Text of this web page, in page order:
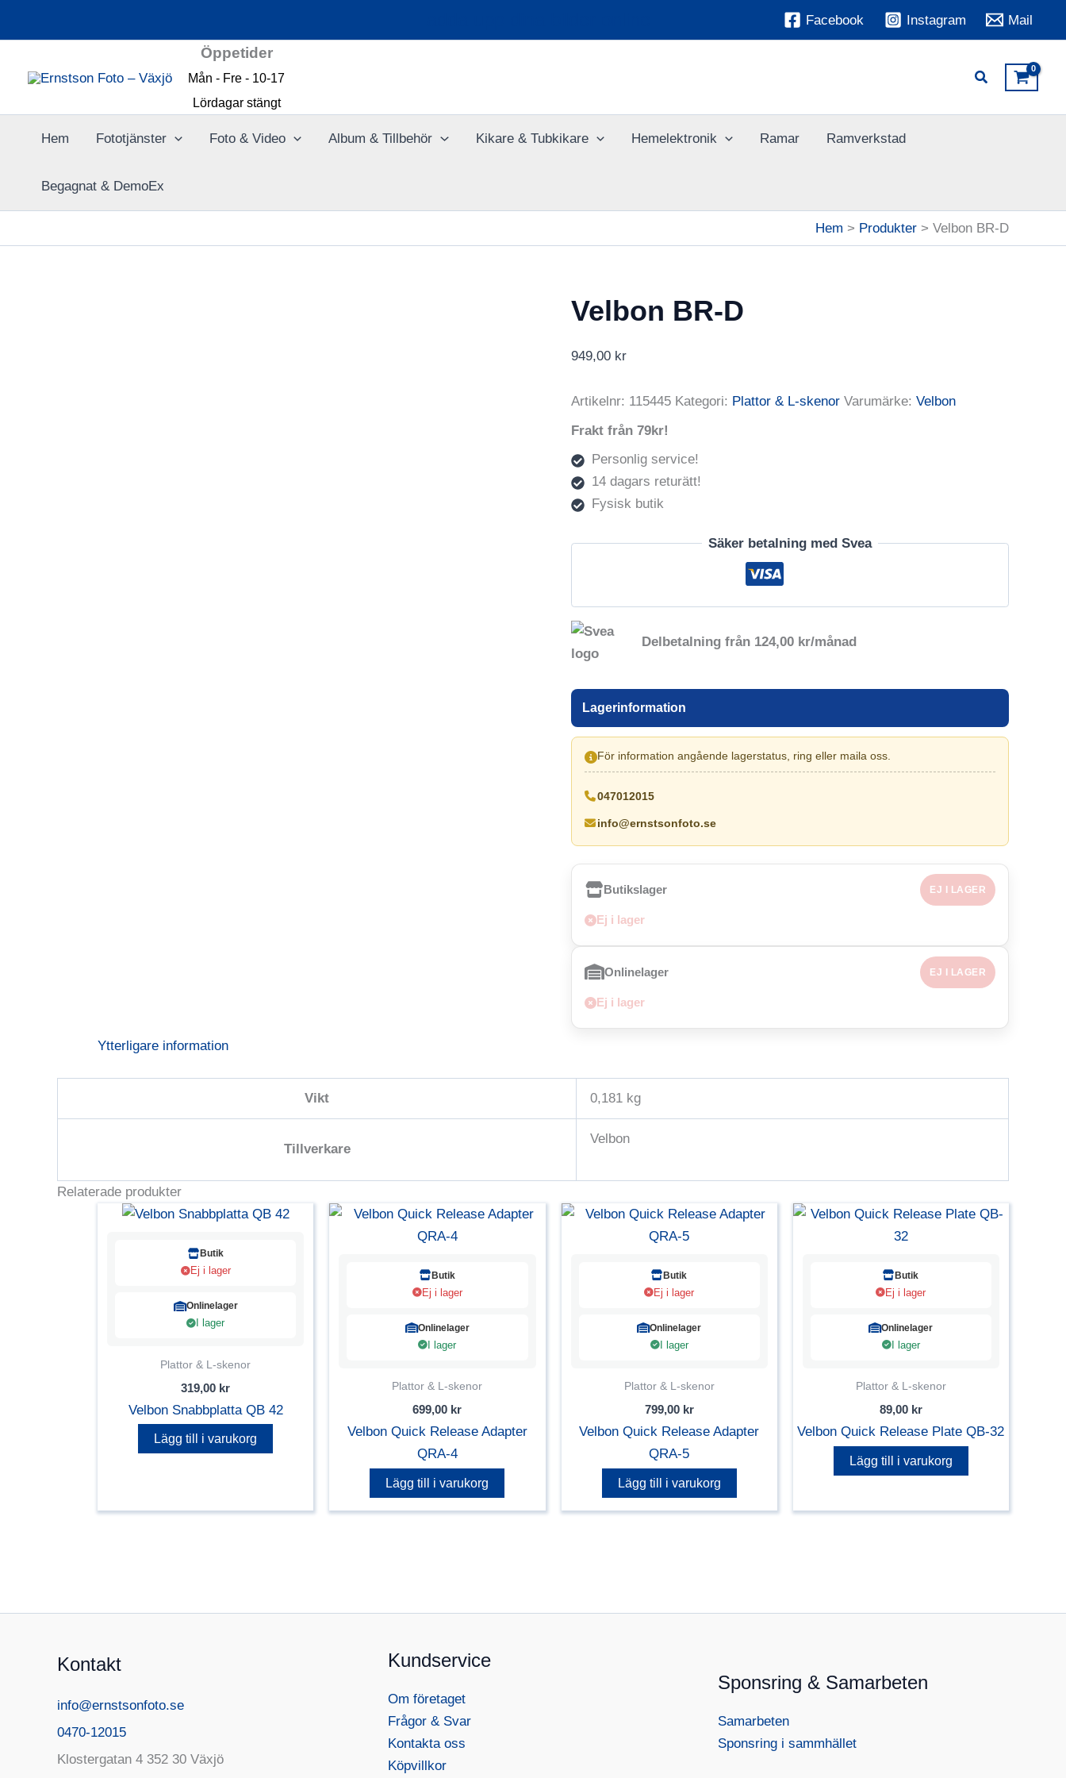
Facebook Instagram Mail
Öppetider
Mån - Fre - 10-17
Lördagar stängt
Hem Fototjänster Foto & Video Album & Tillbehör Kikare & Tubkikare Hemelektronik Ramar Ramverkstad
Begagnat & DemoEx
Hem Produkter Velbon BR-D
Velbon BR-D
949,00 kr
Artikelnr: 115445 Kategori: Plattor & L-skenor Varumärke: Velbon
Frakt från 79kr!
Personlig service!
14 dagars returätt!
Fysisk butik
Säker betalning med Svea
Delbetalning från 124,00 kr/månad
Lagerinformation
För information angående lagerstatus, ring eller maila oss.
047012015
info@ernstsonfoto.se
Butikslager EJ I LAGER
Ej i lager
Onlinelager EJ I LAGER
Ej i lager
Ytterligare information
Vikt 0,181 kg
Tillverkare
Velbon
Relaterade produkter
Butik
Ej i lager
Onlinelager
I lager
Plattor & L-skenor
319,00 kr
Velbon Snabbplatta QB 42
Lägg till i varukorg
Butik
Ej i lager
Onlinelager
I lager
Plattor & L-skenor
699,00 kr
Velbon Quick Release Adapter
QRA-4
Lägg till i varukorg
Butik
Ej i lager
Onlinelager
I lager
Plattor & L-skenor
799,00 kr
Velbon Quick Release Adapter
QRA-5
Lägg till i varukorg
Butik
Ej i lager
Onlinelager
I lager
Plattor & L-skenor
89,00 kr
Velbon Quick Release Plate QB-32
Lägg till i varukorg
Kontakt
info@ernstsonfoto.se
0470-12015
Klostergatan 4 352 30 Växjö
Kundservice
Om företaget
Frågor & Svar
Kontakta oss
Köpvillkor
Sponsring & Samarbeten
Samarbeten
Sponsring i sammhället